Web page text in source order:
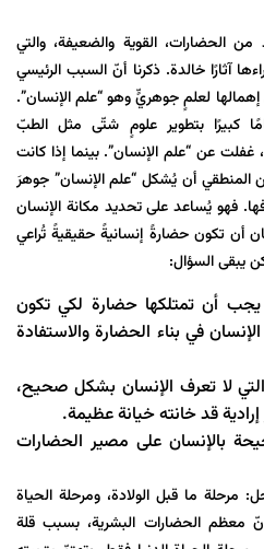
الحضارات، القوية والضعيفة، والتي
آثارًا خالدة. ذكرنا أنّ السبب الرئيسي
لعلمٍ جوهريٍّ وهو “علم الإنسان”.
كبيرًا بتطوير علومٍ شتّى مثل الطبّ
غفلت عن “علم الإنسان”. بينما إذا كانت
المنطقي أن يُشكل “علم الإنسان” جوهرَ
فهو يُساعد على تحديد مكانة الإنسان
أن تكون حضارةً إنسانيةً حقيقيةً تُراعي
يبقى السؤال:
أن تمتلكها حضارة لكي تكون
في بناء الحضارة والاستفادة
لا تعرف الإنسان بشكل صحيح،
قد خانته خيانة عظيمة.
بالإنسان على مصير الحضارات
مرحلة ما قبل الولادة، ومرحلة الحياة
معظم الحضارات البشرية، بسبب قلة